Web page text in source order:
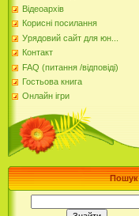
Відеоархів
Корисні посилання
Урядовий сайт для юн...
Контакт
FAQ (питання /відповіді)
Гостьова книга
Онлайн ігри
Пошук